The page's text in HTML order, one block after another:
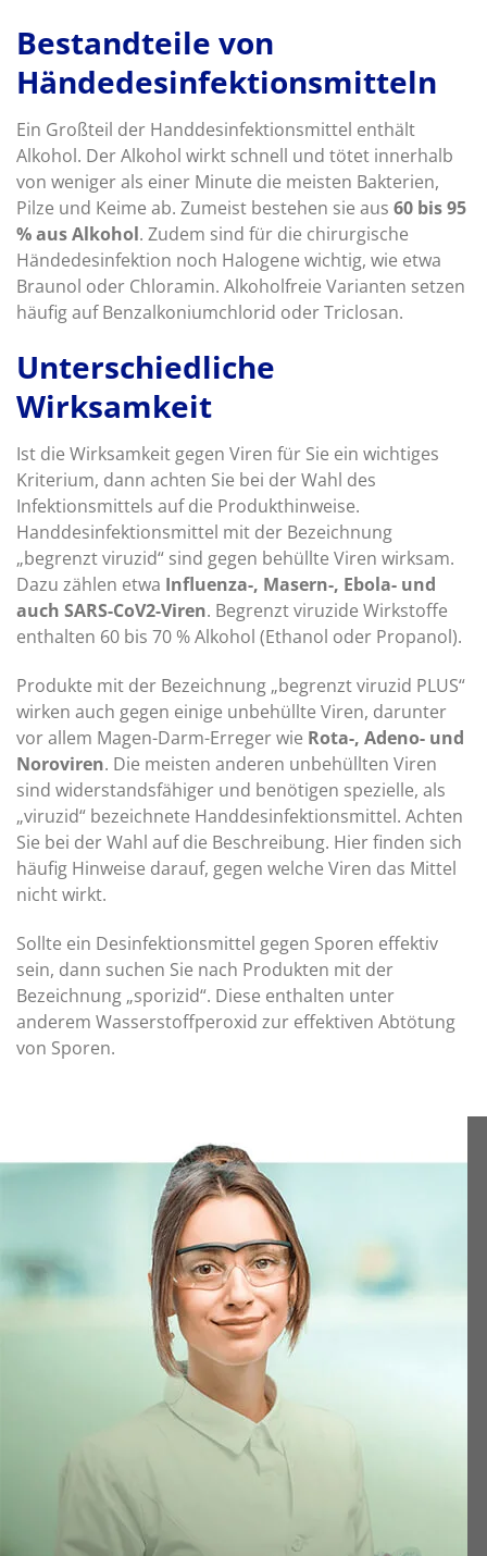
Bestandteile von
Händedesinfektionsmitteln
Ein Großteil der Handdesinfektionsmittel enthält
Alkohol. Der Alkohol wirkt schnell und tötet innerhalb
von weniger als einer Minute die meisten Bakterien,
Pilze und Keime ab. Zumeist bestehen sie aus 60 bis 95
% aus Alkohol. Zudem sind für die chirurgische
Händedesinfektion noch Halogene wichtig, wie etwa
Braunol oder Chloramin. Alkoholfreie Varianten setzen
häufig auf Benzalkoniumchlorid oder Triclosan.
Unterschiedliche
Wirksamkeit
Ist die Wirksamkeit gegen Viren für Sie ein wichtiges
Kriterium, dann achten Sie bei der Wahl des
Infektionsmittels auf die Produkthinweise.
Handdesinfektionsmittel mit der Bezeichnung
„begrenzt viruzid“ sind gegen behüllte Viren wirksam.
Dazu zählen etwa Influenza-, Masern-, Ebola- und
auch SARS-CoV2-Viren. Begrenzt viruzide Wirkstoffe
enthalten 60 bis 70 % Alkohol (Ethanol oder Propanol).
Produkte mit der Bezeichnung „begrenzt viruzid PLUS“
wirken auch gegen einige unbehüllte Viren, darunter
vor allem Magen-Darm-Erreger wie Rota-, Adeno- und
Noroviren. Die meisten anderen unbehüllten Viren
sind widerstandsfähiger und benötigen spezielle, als
„viruzid“ bezeichnete Handdesinfektionsmittel. Achten
Sie bei der Wahl auf die Beschreibung. Hier finden sich
häufig Hinweise darauf, gegen welche Viren das Mittel
nicht wirkt.
Sollte ein Desinfektionsmittel gegen Sporen effektiv
sein, dann suchen Sie nach Produkten mit der
Bezeichnung „sporizid“. Diese enthalten unter
anderem Wasserstoffperoxid zur effektiven Abtötung
von Sporen.